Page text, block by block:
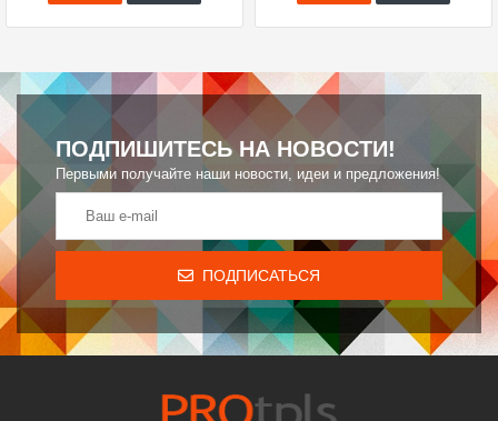
ПОДПИШИТЕСЬ НА НОВОСТИ!
Первыми получайте наши новости, идеи и предложения!
ПОДПИСАТЬСЯ